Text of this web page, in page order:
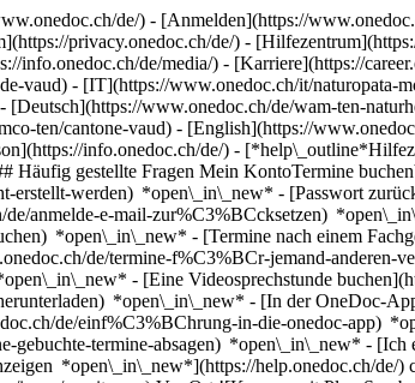
de/) - [Anmelden](https://
privacy.onedoc.ch/de/) -
info.onedoc.ch/de/media/) - [Karriere](https://
vaud) - [IT](https://www.onedoc.ch/it/
www.onedoc.ch/de/wam-ten-
ten/cantone-vaud) - [English](https://
info.onedoc.ch/de/) -
Häufig gestellte Fragen Mein KontoTermine
erstellt-werden) *open\_in\_new* - [Passwort
anmelde-e-mail-zur%C3%BCcksetzen)
*open\_in\_new* - [Termine nach einem
de/termine-f%C3%BCr-jemand-anderen-
- [Eine Videosprechstunde
*open\_in\_new* - [In der OneDoc-
de/einf%C3%BChrung-in-die-onedoc-app)